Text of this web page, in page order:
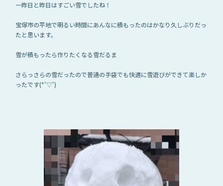
一昨日と昨日はすごい雪でしたね！
宝塚市の平地で明るい時間にあんなに積もったのはかなり久しぶりだっ
たと思います。
雪が積もったら作りたくなる雪だるま
さらっさらの雪だったので普通の手袋でも快適に雪遊びができて楽しか
ったです(*'▽')